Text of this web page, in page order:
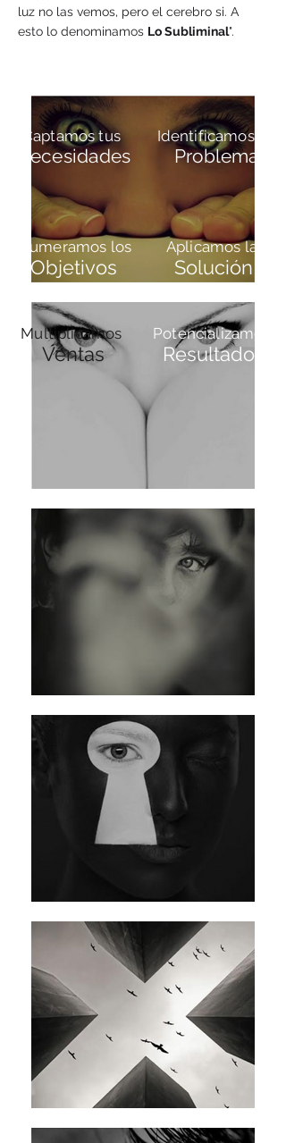
luz no las vemos, pero el cerebro si. A
esto lo denominamos Lo Subliminal".
Enumeramos los
Objetivos
Captamos tus
Necesidades
Aplicamos la
Solución
Multiplicamos
Ventas
Potencializamos
Resultados
Identificamos el
Problema